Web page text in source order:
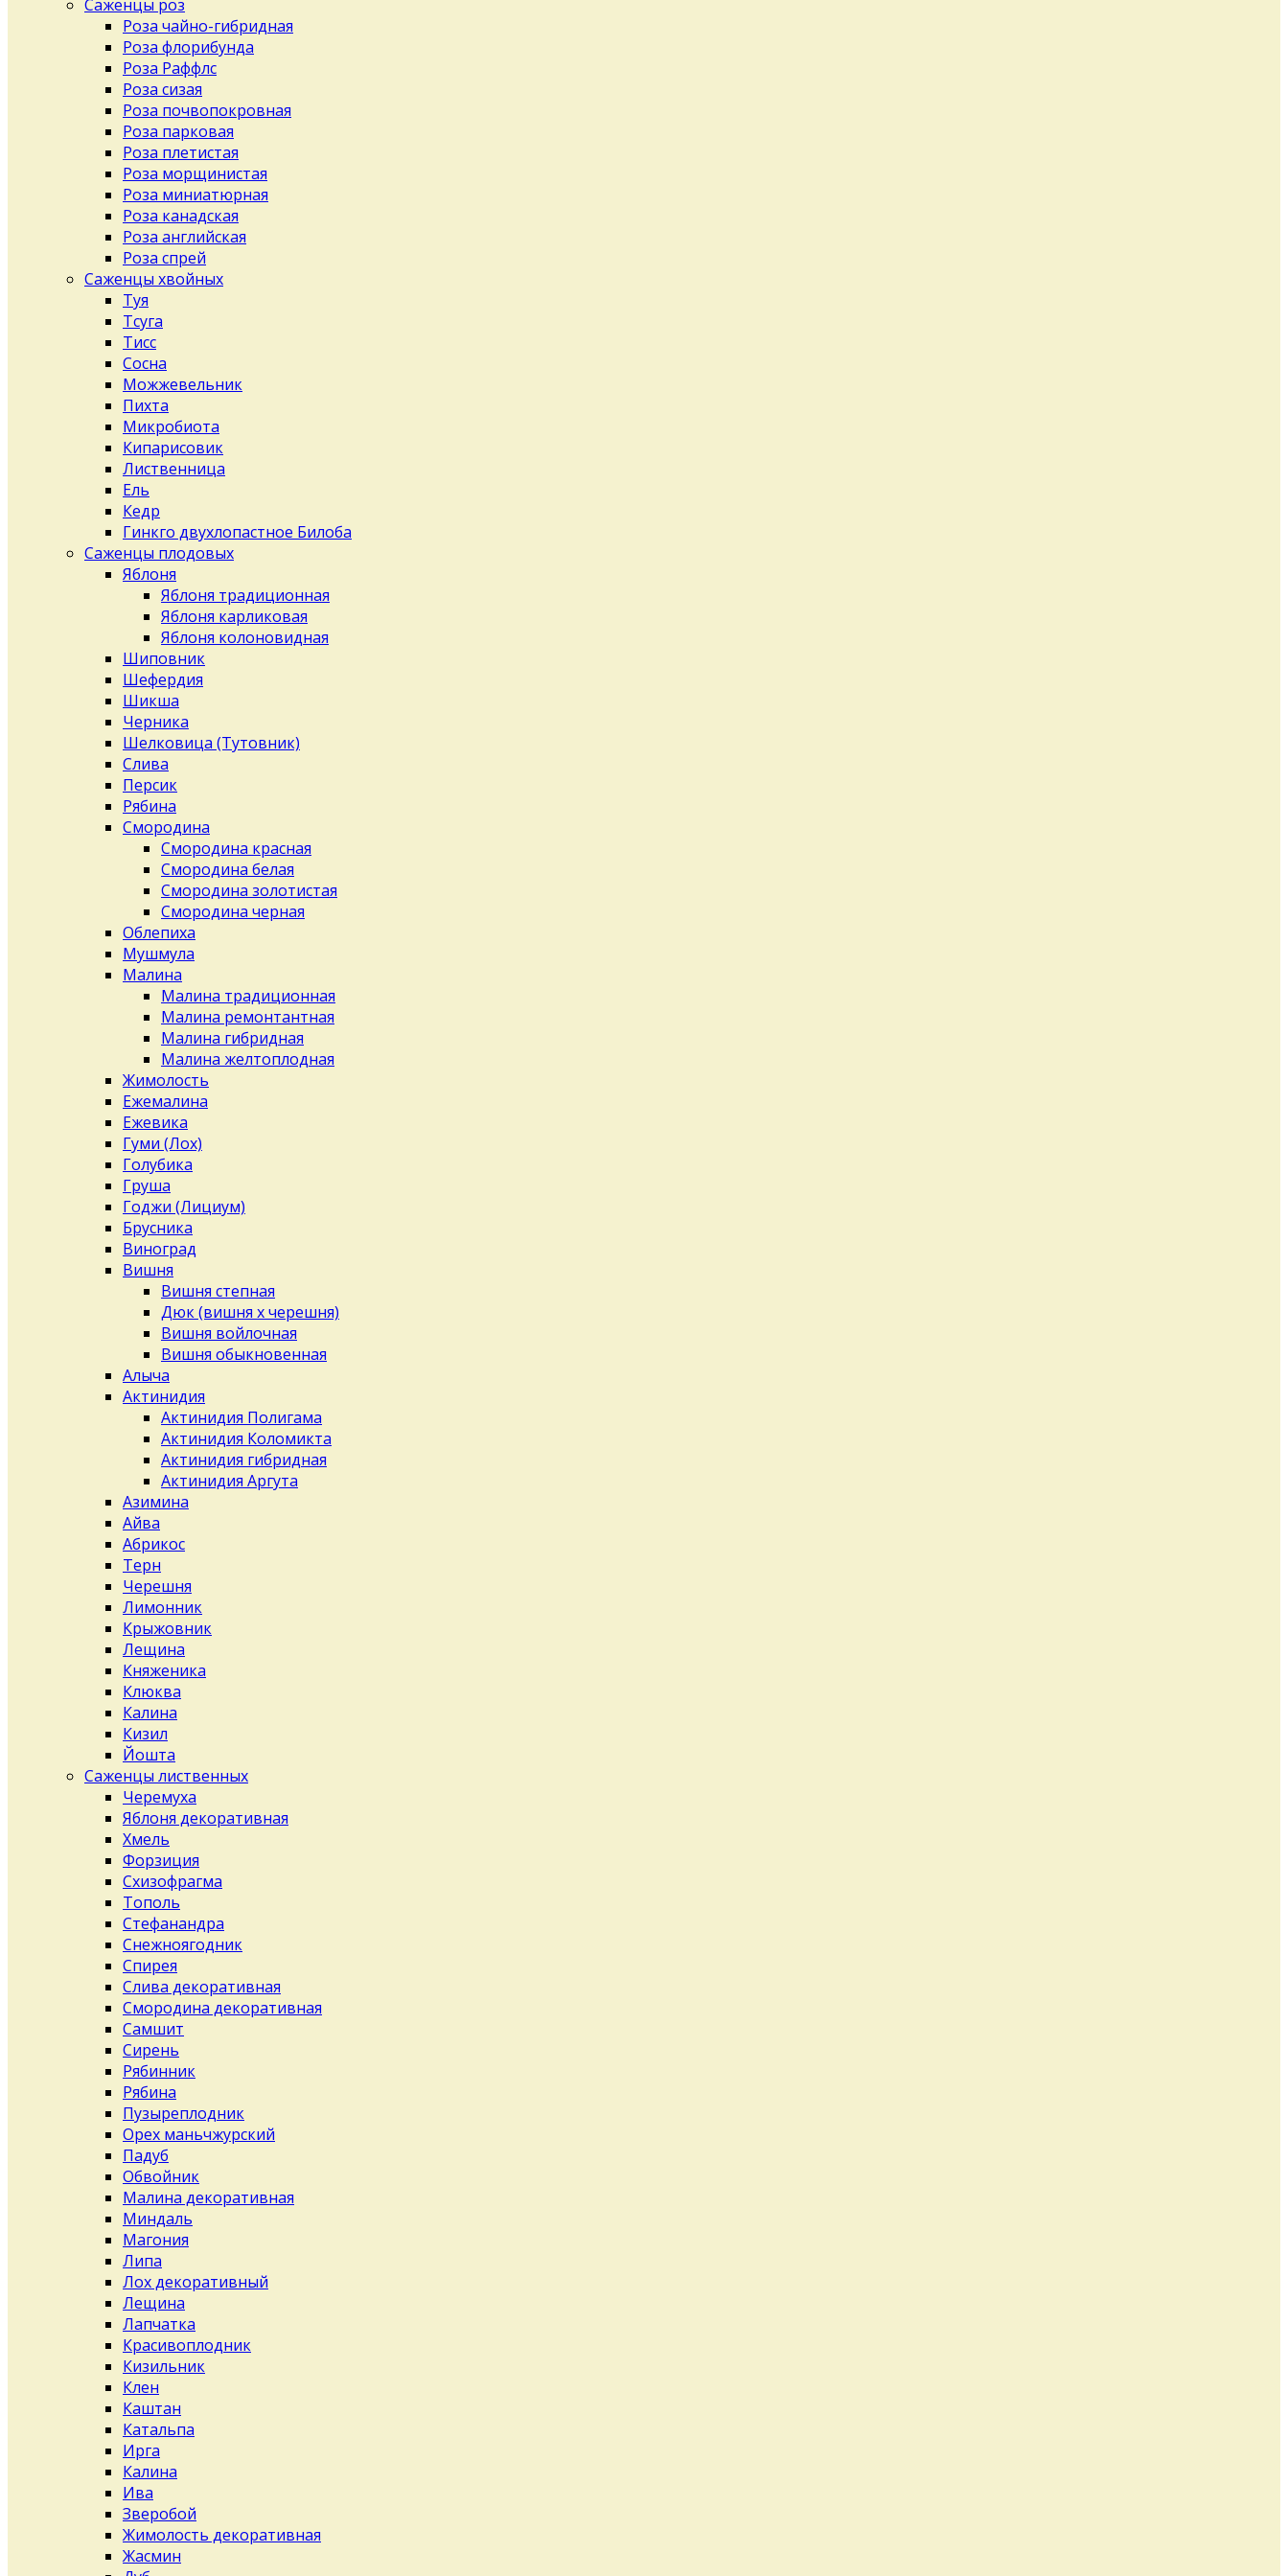
Саженцы роз
Роза чайно-гибридная
Роза флорибунда
Роза Раффлс
Роза сизая
Роза почвопокровная
Роза парковая
Роза плетистая
Роза морщинистая
Роза миниатюрная
Роза канадская
Роза английская
Роза спрей
Саженцы хвойных
Туя
Тсуга
Тисс
Сосна
Можжевельник
Пихта
Микробиота
Кипарисовик
Лиственница
Ель
Кедр
Гинкго двухлопастное Билоба
Саженцы плодовых
Яблоня
Яблоня традиционная
Яблоня карликовая
Яблоня колоновидная
Шиповник
Шефердия
Шикша
Черника
Шелковица (Тутовник)
Слива
Персик
Рябина
Смородина
Смородина красная
Смородина белая
Смородина золотистая
Смородина черная
Облепиха
Мушмула
Малина
Малина традиционная
Малина ремонтантная
Малина гибридная
Малина желтоплодная
Жимолость
Ежемалина
Ежевика
Гуми (Лох)
Голубика
Груша
Годжи (Лициум)
Брусника
Виноград
Вишня
Вишня степная
Дюк (вишня х черешня)
Вишня войлочная
Вишня обыкновенная
Алыча
Актинидия
Актинидия Полигама
Актинидия Коломикта
Актинидия гибридная
Актинидия Аргута
Азимина
Айва
Абрикос
Терн
Черешня
Лимонник
Крыжовник
Лещина
Княженика
Клюква
Калина
Кизил
Йошта
Саженцы лиственных
Черемуха
Яблоня декоративная
Хмель
Форзиция
Схизофрагма
Тополь
Стефанандра
Снежноягодник
Спирея
Слива декоративная
Смородина декоративная
Самшит
Сирень
Рябинник
Рябина
Пузыреплодник
Орех маньчжурский
Падуб
Обвойник
Малина декоративная
Миндаль
Магония
Липа
Лох декоративный
Лещина
Лапчатка
Красивоплодник
Кизильник
Клен
Каштан
Катальпа
Ирга
Калина
Ива
Зверобой
Жимолость декоративная
Жасмин